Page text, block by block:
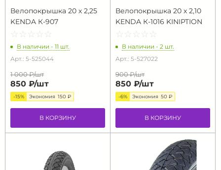
Велопокрышка 20 х 2,25
KENDA К-907
☆ ☆ ☆ ☆ ☆
★ ★ ★ ★ ★
В наличии - 11 шт.
Арт.: 5-525044
1 000 ₽/шт
850 ₽/шт
-15% Экономия 150 ₽
В КОРЗИНУ
Велопокрышка 20 х 2,10
KENDA К-1016 KINIPTION
☆ ☆ ☆ ☆ ☆
★ ★ ★ ★ ★
В наличии - 2 шт.
Арт.: 5-527022
900 ₽/шт
850 ₽/шт
-6% Экономия 50 ₽
В КОРЗИНУ